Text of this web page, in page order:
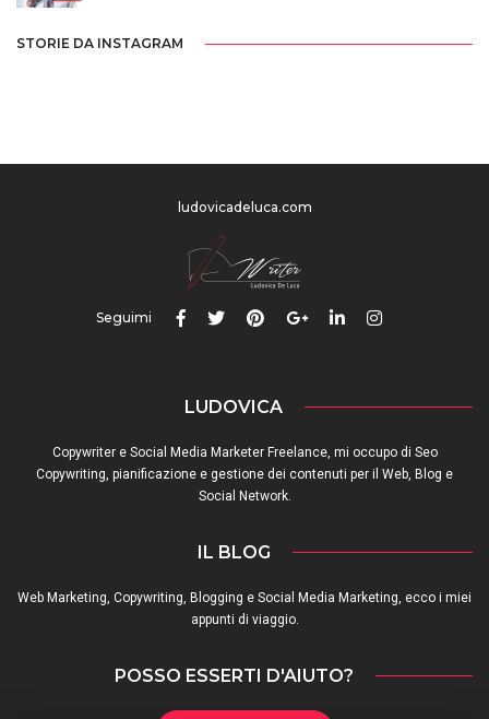
STORIE DA INSTAGRAM
ludovicadeluca.com
Seguimi
LUDOVICA
Copywriter e Social Media Marketer Freelance, mi occupo di Seo
Copywriting, pianificazione e gestione dei contenuti per il Web, Blog e
Social Network.
IL BLOG
Web Marketing, Copywriting, Blogging e Social Media Marketing, ecco i miei
appunti di viaggio.
POSSO ESSERTI D'AIUTO?